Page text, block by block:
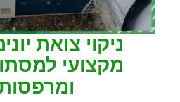
ניקוי צואת
מקצועי